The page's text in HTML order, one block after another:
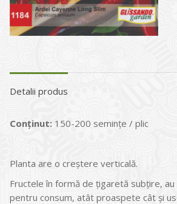
Detalii produs
Conținut: 150-200 seminţe / plic
Planta are o creştere verticală.
Fructele în formă de ţigaretă subţire,
pentru consum, atât proaspete cât şi